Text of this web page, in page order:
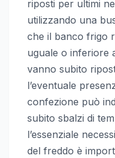
riposti per ultimi
utilizzando una
che il banco frigo
uguale o inferiore
vanno subito
l’eventuale
confezione può
subito sbalzi di
l’essenziale
del freddo è